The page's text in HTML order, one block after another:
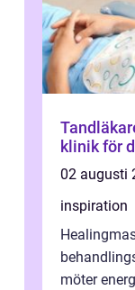
Tandläkare i Åhus
klinik för
02 augusti
inspiration
möter